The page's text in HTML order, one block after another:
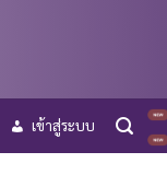
เข้าสู่ระบบ